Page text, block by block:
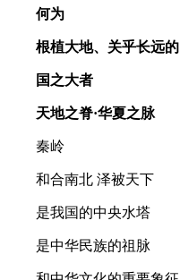
何为
根植大地、关乎长远的
国之大者
天地之脊·华夏之脉
秦岭
和合南北 泽被天下
是我国的中央水塔
是中华民族的祖脉